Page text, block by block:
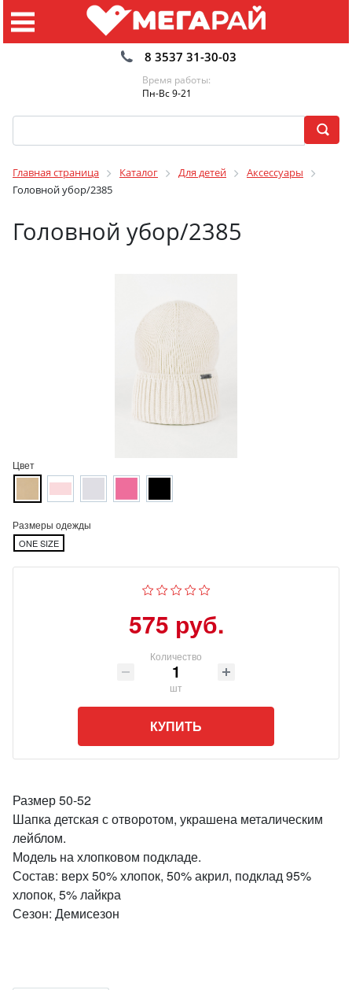
8 3537 31-30-03
Время работы:
Пн-Вс 9-21
Главная страница Каталог Для детей
Аксессуары
Головной убор/2385
Головной убор/2385
Цвет
Размеры одежды
ONE SIZE
575 руб.
Количество
шт
КУПИТЬ
Размер 50-52
Шапка детская с отворотом, украшена металическим
лейблом.
Модель на хлопковом подкладе.
Состав: верх 50% хлопок, 50% акрил, подклад 95%
хлопок, 5% лайкра
Сезон: Демисезон